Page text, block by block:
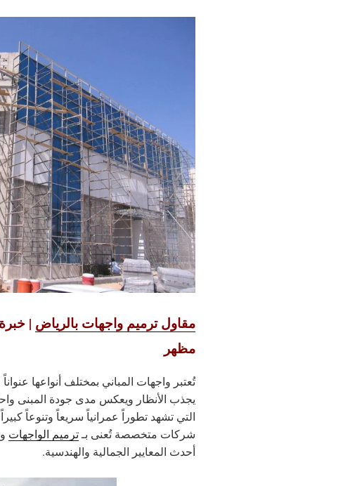
مقاول ترميم واجهات بالرياض |
مظهر
تُعتبر واجهات المباني بمختلف أنواعها
يجذب الأنظار ويعكس مدى جودة المبنى
التي تشهد تطوراً عمرانياً سريعاً وتنوعاً
شركات متخصصة تُعنى بـترميم الواجهات
أحدث المعايير الجمالية والهندسية.